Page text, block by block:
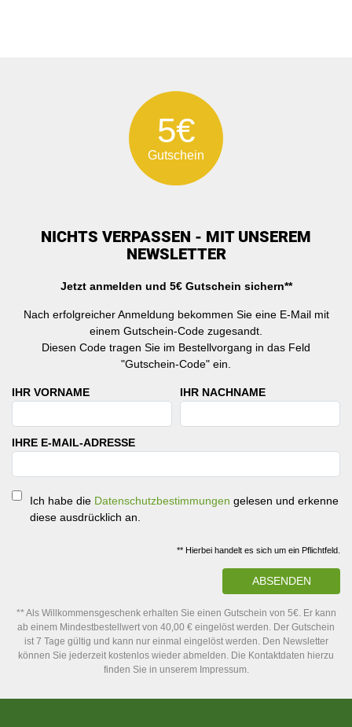
5€
Gutschein
NICHTS VERPASSEN - MIT UNSEREM
NEWSLETTER
Jetzt anmelden und 5€ Gutschein sichern**
Nach erfolgreicher Anmeldung bekommen Sie eine E-Mail mit
einem Gutschein-Code zugesandt.
Diesen Code tragen Sie im Bestellvorgang in das Feld
"Gutschein-Code" ein.
IHR VORNAME IHR NACHNAME
IHRE E-MAIL-ADRESSE
Ich habe die Datenschutzbestimmungen gelesen und erkenne
diese ausdrücklich an.
** Hierbei handelt es sich um ein Pflichtfeld.
ABSENDEN
** Als Willkommensgeschenk erhalten Sie einen Gutschein von 5€. Er kann
ab einem Mindestbestellwert von 40,00 € eingelöst werden. Der Gutschein
ist 7 Tage gültig und kann nur einmal eingelöst werden. Den Newsletter
können Sie jederzeit kostenlos wieder abmelden. Die Kontaktdaten hierzu
finden Sie in unserem Impressum.